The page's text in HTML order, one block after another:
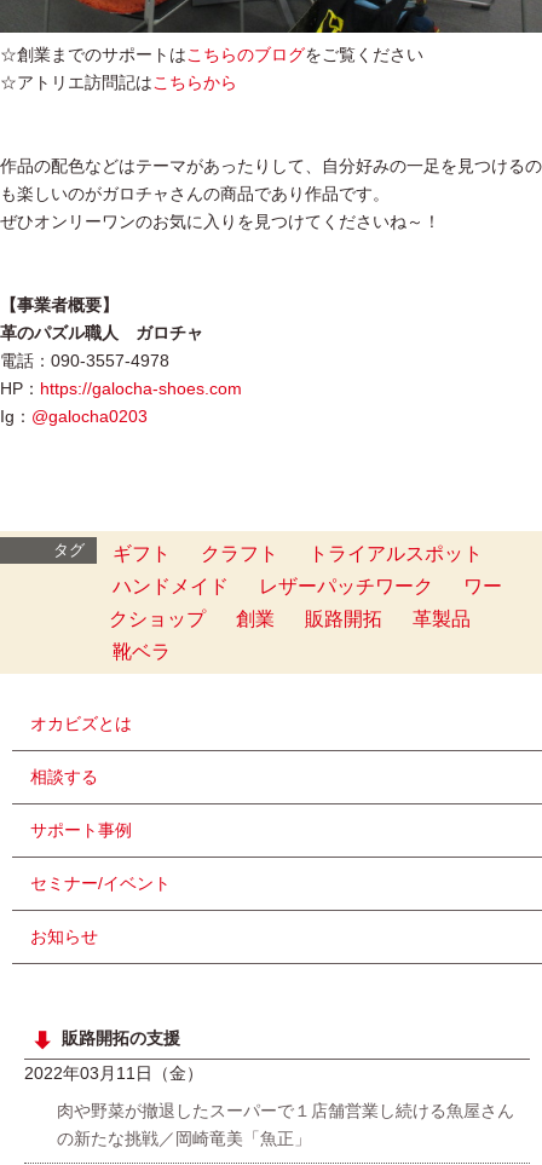
☆創業までのサポートはこちらのブログをご覧ください
☆アトリエ訪問記はこちらから
作品の配色などはテーマがあったりして、自分好みの一足を見つけるの
も楽しいのがガロチャさんの商品であり作品です。
ぜひオンリーワンのお気に入りを見つけてくださいね～！
【事業者概要】
革のパズル職人 ガロチャ
電話：090-3557-4978
HP： https://galocha-shoes.com
Ig： @galocha0203
タグ ギフト クラフト
トライアルスポット
ハンドメイド
レザーパッチワーク
ワー
クショップ
創業 販路開拓
革製品
靴ベラ
オカビズとは
相談する
サポート事例
セミナー/イベント
お知らせ
販路開拓の支援
2022年03月11日（金）
肉や野菜が撤退したスーパーで１店舗営業し続ける魚屋さん
の新たな挑戦／岡崎竜美「魚正」